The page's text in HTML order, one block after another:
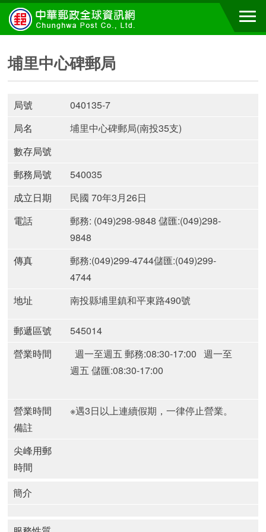
埔里中心碑郵局
局號
040135-7
局名
埔里中心碑郵局(南投35支)
數存局號
郵務局號
540035
成立日期
民國 70年3月26日
電話
郵務: (049)298-9848 儲匯:(049)298-
9848
傳真
郵務:(049)299-4744儲匯:(049)299-
4744
地址
南投縣埔里鎮和平東路490號
郵遞區號
545014
營業時間
週一至週五 郵務:08:30-17:00 週一至
週五 儲匯:08:30-17:00
營業時間
備註
※遇3日以上連續假期，一律停止營業。
尖峰用郵
時間
簡介